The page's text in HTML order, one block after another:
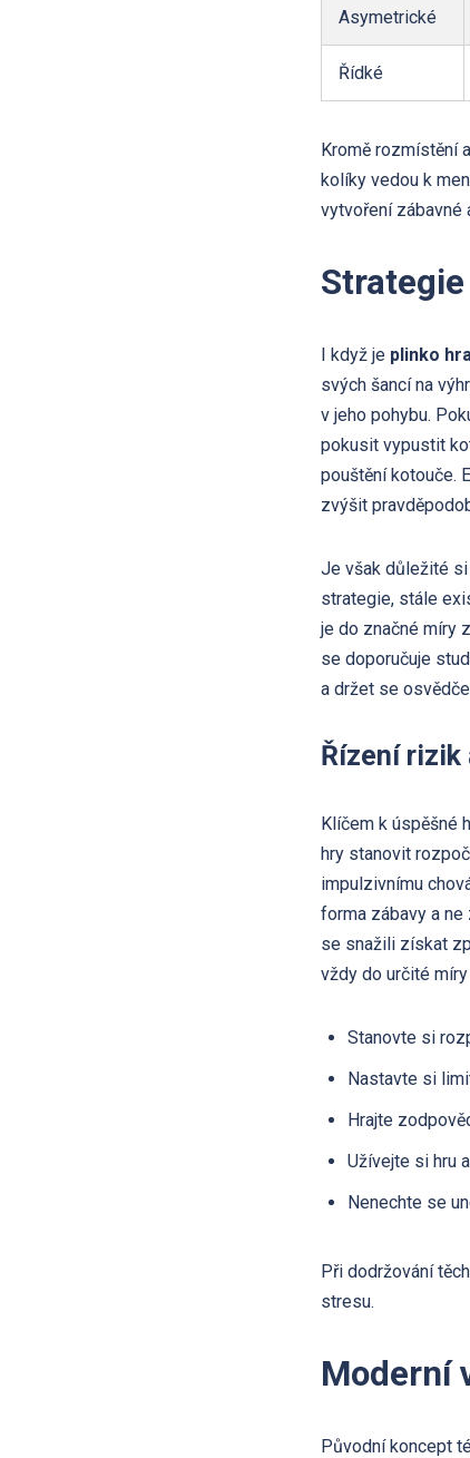
Asymetrické
Řídké
Kromě rozmístění
kolíky vedou k
vytvoření zábavné
I když je plinko
svých šancí na
v jeho pohybu.
pokusit vypustit
pouštění kotouče.
zvýšit
Je však důležité si
strategie, stále
je do značné míry
se doporučuje
a držet se
Řízení rizik
Klíčem k úspěšné
hry stanovit
impulzivnímu
forma zábavy a
se snažili získat
vždy do určité
Stanovte si
Nastavte si
Hrajte
Užívejte si hru
Nenechte se
Při dodržování
stresu.
Moderní
Původní koncept